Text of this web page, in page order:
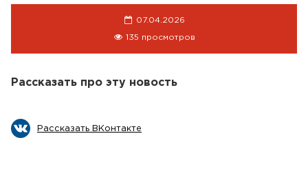
07.04.2026
135 просмотров
Рассказать про эту новость
Рассказать ВКонтакте